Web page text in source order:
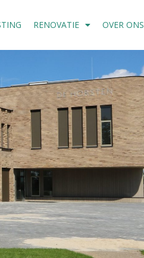
RENOVATIE OVER ONS